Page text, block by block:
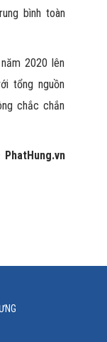
bình toàn
2020 lên
tổng nguồn
chắc chắn